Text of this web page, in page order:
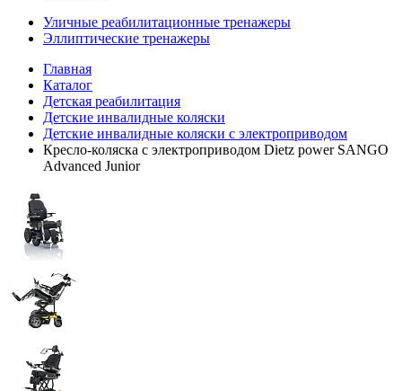
Уличные реабилитационные тренажеры
Эллиптические тренажеры
Главная
Каталог
Детская реабилитация
Детские инвалидные коляски
Детские инвалидные коляски с электроприводом
Кресло-коляска с электроприводом Dietz power SANGO
Advanced Junior